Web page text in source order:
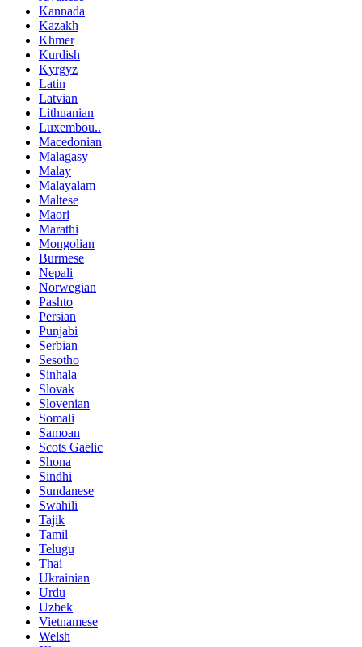
Kannada
Kazakh
Khmer
Kurdish
Kyrgyz
Latin
Latvian
Lithuanian
Luxembou..
Macedonian
Malagasy
Malay
Malayalam
Maltese
Maori
Marathi
Mongolian
Burmese
Nepali
Norwegian
Pashto
Persian
Punjabi
Serbian
Sesotho
Sinhala
Slovak
Slovenian
Somali
Samoan
Scots Gaelic
Shona
Sindhi
Sundanese
Swahili
Tajik
Tamil
Telugu
Thai
Ukrainian
Urdu
Uzbek
Vietnamese
Welsh